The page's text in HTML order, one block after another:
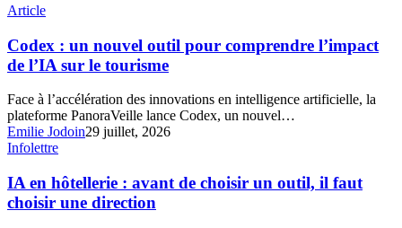
Codex
un
nouvel
outil
comprendre
l’impact
de
l’IA
le
tourisme
Article
Codex : un nouvel outil pour comprendre l’impact
de l’IA sur le tourisme
Face à l’accélération des innovations en intelligence artificielle, la
plateforme PanoraVeille lance Codex, un nouvel…
Emilie Jodoin29 juillet, 2026
IA
hôtellerie
:
avant
Infolettre
IA en hôtellerie : avant de choisir un outil, il faut
choisir une direction